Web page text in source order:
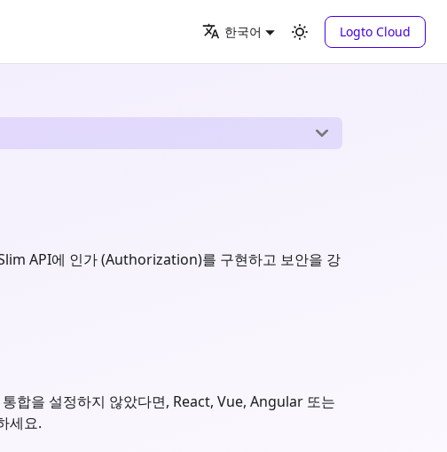
한국어 Logto Cloud
API에 인가 (Authorization)를 구현하고 보안을 강
합을 설정하지 않았다면, React, Vue, Angular 또는
세요.